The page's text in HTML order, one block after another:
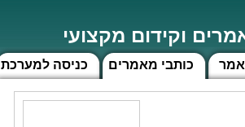
וקידום מקצועי
כניסה למערכת כותבי מאמרים